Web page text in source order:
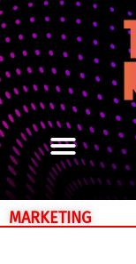
MARKETING